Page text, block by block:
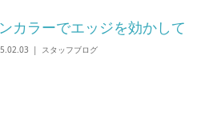
カラーでエッジを効かして
スタッフブログ